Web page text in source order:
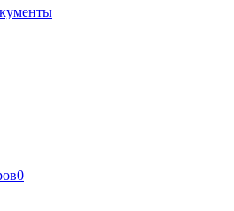
0